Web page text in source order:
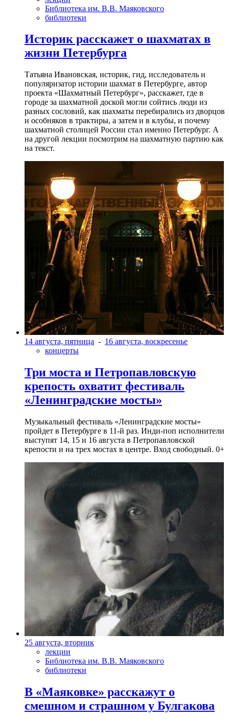
Библиотека им. В.В. Маяковского
библиотеки
Историк расскажет о шахматах в
жизни Петербурга
Татьяна Ивановская, историк, гид, исследователь и
популяризатор истории шахмат в Петербурге, автор
проекта «Шахматный Петербург», расскажет, где в
городе за шахматной доской могли сойтись люди из
разных сословий, как шахматы перебирались из дворцов
и особняков в трактиры, а затем и в клубы, и почему
шахматной столицей России стал именно Петербург. А
на другой лекции посмотрим на шахматную партию как
на текст.
14 августа, пятница - 16 августа, воскресенье
концерты
Три моста и Петропавловскую
крепость охватит фестиваль
«Ленинградские мосты»
Музыкальный фестиваль «Ленинградские мосты»
пройдет в Петербурге в 11-й раз. Инди-поп исполнители
выступят 14, 15 и 16 августа в Петропавловской
крепости и на трех мостах в центре. Вход свободный. 0+
25 августа, вторник
лекции
Библиотека им. В.В. Маяковского
библиотеки
В «Маяковке» расскажут о
смешном и страшном у Булгакова